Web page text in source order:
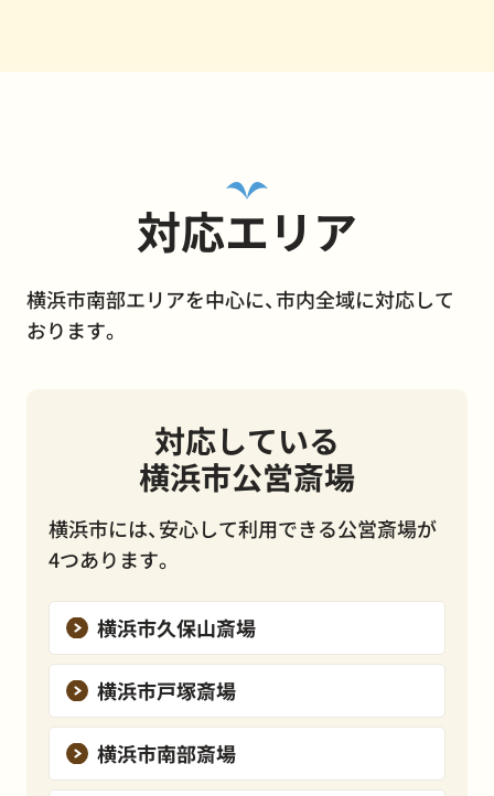
対応エリア
横浜市南部エリアを中心に、市内全域に対応して
おります。
対応している
横浜市公営斎場
横浜市には、安心して利用できる公営斎場が
4つあります。
横浜市久保山斎場
横浜市戸塚斎場
横浜市南部斎場